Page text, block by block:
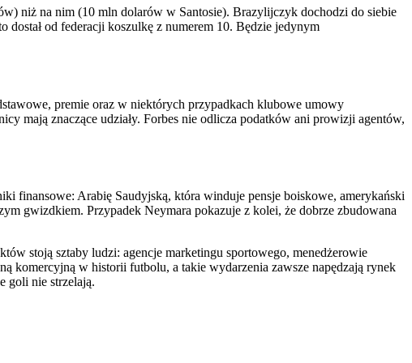
niż na nim (10 mln dolarów w Santosie). Brazylijczyk dochodzi do siebie
od federacji koszulkę z numerem 10. Będzie jedynym
premie oraz w niektórych przypadkach klubowe umowy
mają znaczące udziały. Forbes nie odlicza podatków ani prowizji agentów,
finansowe: Arabię Saudyjską, która winduje pensje boiskowe, amerykański
gwizdkiem. Przypadek Neymara pokazuje z kolei, że dobrze zbudowana
stoją sztaby ludzi: agencje marketingu sportowego, menedżerowie
komercyjną w historii futbolu, a takie wydarzenia zawsze napędzają rynek
goli nie strzelają.